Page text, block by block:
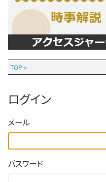
TOP >
ログイン
メール
パスワード